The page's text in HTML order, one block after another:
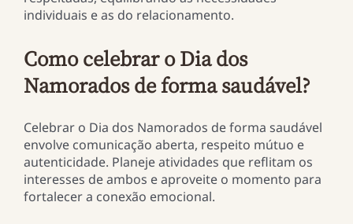
individuais e as do relacionamento.
Como celebrar o Dia dos
Namorados de forma saudável?
Celebrar o Dia dos Namorados de forma saudável
envolve comunicação aberta, respeito mútuo e
autenticidade. Planeje atividades que reflitam os
interesses de ambos e aproveite o momento para
fortalecer a conexão emocional.